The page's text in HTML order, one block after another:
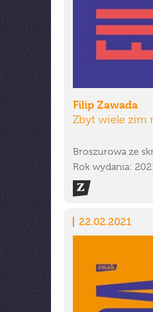
Filip Zawada
Zbyt wiele zim
Broszurowa ze
Rok wydania:
22.02.2021